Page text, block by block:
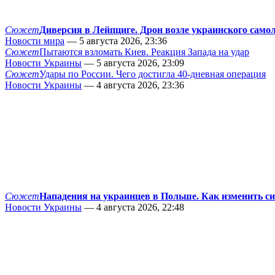
СюжетДиверсия в Лейпциге. Дрон возле украинского
Новости мира — 5 августа 2026, 23:36
СюжетПытаются взломать Киев. Реакция Запада на удар
Новости Украины — 5 августа 2026, 23:09
СюжетУдары по России. Чего достигла 40-дневная операция
Новости Украины — 4 августа 2026, 23:36
СюжетНападения на украинцев в Польше. Как изменить
Новости Украины — 4 августа 2026, 22:48